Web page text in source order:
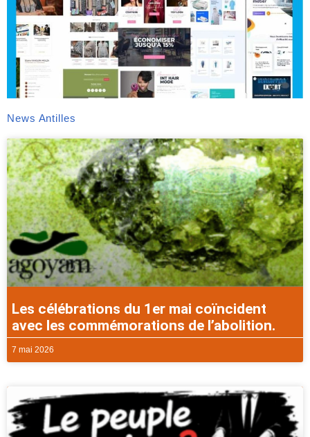
News Antilles
Les célébrations du 1er mai coïncident
avec les commémorations de l’abolition.
7 mai 2026